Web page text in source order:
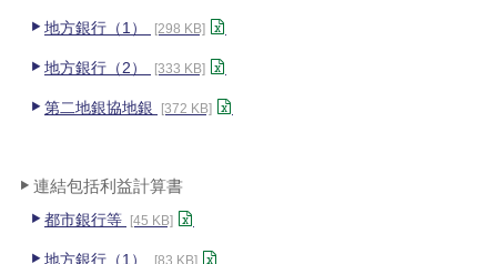
地方銀行（1） [298 KB]
地方銀行（2） [333 KB]
第二地銀協地銀 [372 KB]
連結包括利益計算書
都市銀行等 [45 KB]
地方銀行（1）